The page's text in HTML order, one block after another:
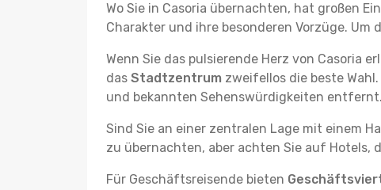
Wo Sie in Casoria übernachten, hat großen
Charakter und ihre besonderen Vorzüge. Um
Wenn Sie das pulsierende Herz von Casoria
das Stadtzentrum zweifellos die beste
und bekannten Sehenswürdigkeiten
Sind Sie an einer zentralen Lage mit einem
zu übernachten, aber achten Sie auf Hotels,
Für Geschäftsreisende bieten